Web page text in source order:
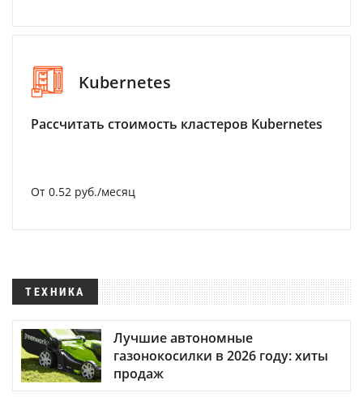
Kubernetes
Рассчитать стоимость кластеров Kubernetes
От 0.52 руб./месяц
ТЕХНИКА
Лучшие автономные
газонокосилки в 2026 году: хиты
продаж